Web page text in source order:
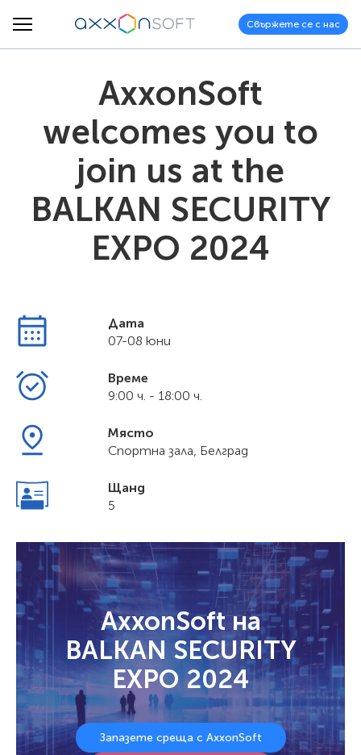
Свържете се с нас
AxxonSoft
welcomes you to
join us at the
BALKAN SECURITY
EXPO 2024
Дата
07-08 юни
Време
9:00 ч. - 18:00 ч.
Място
Спортна зала, Белград
Щанд
5
AxxonSoft на
BALKAN SECURITY
EXPO 2024
Запазете среща с AxxonSoft